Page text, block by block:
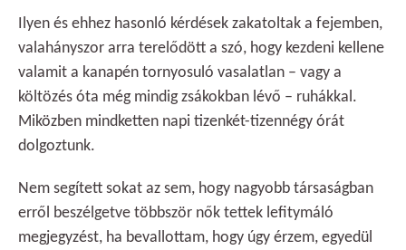
Ilyen és ehhez hasonló kérdések zakatoltak a fejemben,
valahányszor arra terelődött a szó, hogy kezdeni kellene
valamit a kanapén tornyosuló vasalatlan – vagy a
költözés óta még mindig zsákokban lévő – ruhákkal.
Miközben mindketten napi tizenkét-tizennégy órát
dolgoztunk.
Nem segített sokat az sem, hogy nagyobb társaságban
erről beszélgetve többször nők tettek lefitymáló
megjegyzést, ha bevallottam, hogy úgy érzem, egyedül